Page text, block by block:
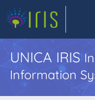
UNICA IRIS
Information